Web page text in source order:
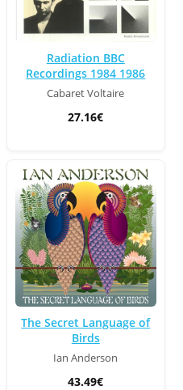
Radiation BBC
Recordings 1984 1986
Cabaret Voltaire
27.16€
The Secret Language of
Birds
Ian Anderson
43.49€